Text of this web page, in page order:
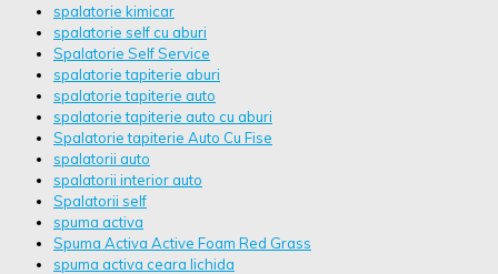
spalatorie kimicar
spalatorie self cu aburi
Spalatorie Self Service
spalatorie tapiterie aburi
spalatorie tapiterie auto
spalatorie tapiterie auto cu aburi
Spalatorie tapiterie Auto Cu Fise
spalatorii auto
spalatorii interior auto
Spalatorii self
spuma activa
Spuma Activa Active Foam Red Grass
spuma activa ceara lichida